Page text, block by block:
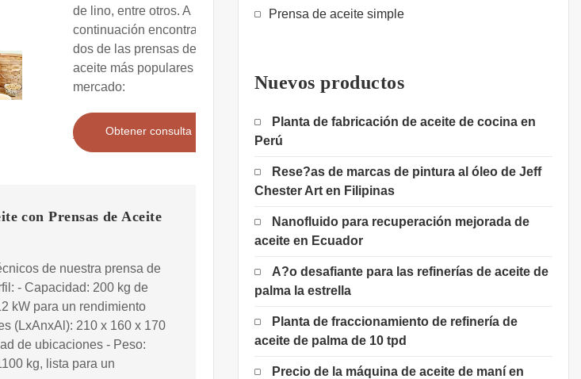
de lino, entre otros. A
continuación encontrará
dos de las prensas de
aceite más populares del
mercado:
Obtener consulta
con Prensas de Aceite
de nuestra prensa de
- Capacidad: 200 kg de
kW para un rendimiento
(LxAnxAl): 210 x 160 x 170
de ubicaciones - Peso:
kg, lista para un
Prensa de aceite simple
Nuevos productos
Planta de fabricación de aceite de cocina en
Perú
Rese?as de marcas de pintura al óleo de Jeff
Chester Art en Filipinas
Nanofluido para recuperación mejorada de
aceite en Ecuador
A?o desafiante para las refinerías de aceite de
palma la estrella
Planta de fraccionamiento de refinería de
aceite de palma de 10 tpd
Precio de la máquina de aceite de maní en